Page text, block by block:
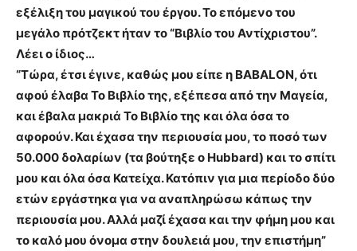
εξέλιξη του μαγικού του έργου. Το επόμενο του
μεγάλο πρότζεκτ ήταν το “Βιβλίο του Αντίχριστου”.
Λέει ο ίδιος…
“Τώρα, έτσι έγινε, καθώς μου είπε η BABALON, ότι
αφού έλαβα Το Βιβλίο της, εξέπεσα από την Μαγεία,
και έβαλα μακριά Το Βιβλίο της και όλα όσα το
αφορούν. Και έχασα την περιουσία μου, το ποσό των
50.000 δολαρίων (τα βούτηξε ο Hubbard) και το σπίτι
μου και όλα όσα Κατείχα. Κατόπιν για μια περίοδο δύο
ετών εργάστηκα για να αναπληρώσω κάπως την
περιουσία μου. Αλλά μαζί έχασα και την φήμη μου και
το καλό μου όνομα στην δουλειά μου, την επιστήμη”